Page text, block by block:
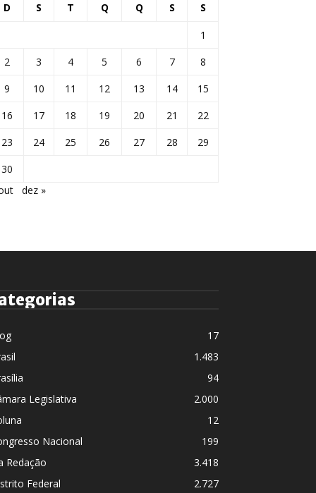
D S T Q Q S S
1
2
3 4 5 6 7
8
9
10 11 12 13 14
15
16
17 18 19 20 21
22
23
24 25 26 27 28
29
30
dez »
17
1.483
94
Legislativa
2.000
12
Nacional
199
Redação
3.418
Federal
2.727